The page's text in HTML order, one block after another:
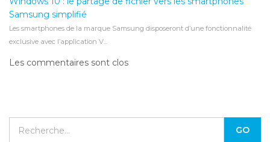
Samsung simplifié
Les smartphones de la marque Samsung disposeront d’une fonctionnalité
exclusive avec l’application V...
Les commentaires sont clos